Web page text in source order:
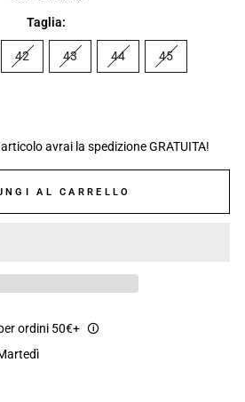
Taglia:
42 43 44 45
avrai la spedizione GRATUITA!
AL CARRELLO
ordini 50€+ 🛈